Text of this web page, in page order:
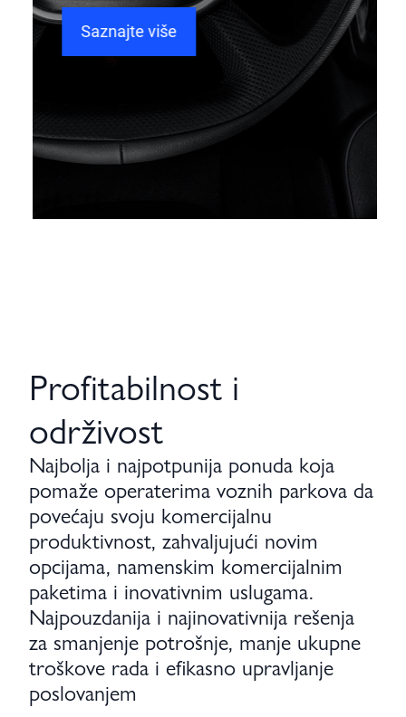
Saznajte više
Profitabilnost i
održivost
Najbolja i najpotpunija ponuda koja
pomaže operaterima voznih parkova da
povećaju svoju komercijalnu
produktivnost, zahvaljujući novim
opcijama, namenskim komercijalnim
paketima i inovativnim uslugama.
Najpouzdanija i najinovativnija rešenja
za smanjenje potrošnje, manje ukupne
troškove rada i efikasno upravljanje
poslovanjem